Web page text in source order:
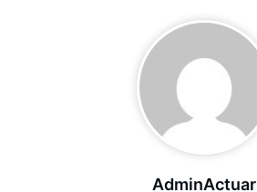
AdminActuar